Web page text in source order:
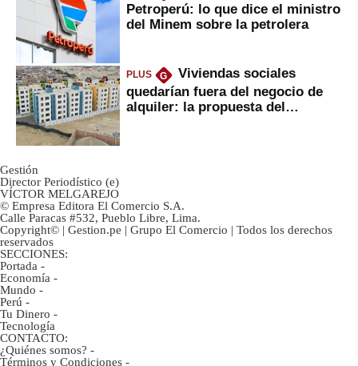
Petroperú: lo que dice el ministro
del Minem sobre la petrolera
PLUS G
Viviendas sociales
quedarían fuera del negocio de
alquiler: la propuesta del
Gestión
Director Periodístico (e)
VÍCTOR MELGAREJO
© Empresa Editora El Comercio S.A.
Calle Paracas #532, Pueblo Libre, Lima.
Copyright© | Gestion.pe | Grupo El Comercio | Todos los derechos
reservados
SECCIONES:
Portada -
Economía -
Mundo -
Perú -
Tu Dinero -
Tecnología
CONTACTO:
¿Quiénes somos? -
Términos y Condiciones -